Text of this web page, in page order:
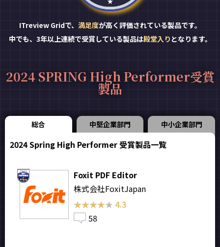
ITreview Gridで、 満足度が高く評価されている製品です。
中でも、3年以上連続で受賞している製品は殿堂入り となります。
2024 SPRING High Performer受賞
製品
総合 中堅企業部門 中小企業部門
2024 Spring High Performer 受賞製品一覧
Foxit PDF Editor
株式会社FoxitJapan
★★★★★
★★★★★ 4.3
58